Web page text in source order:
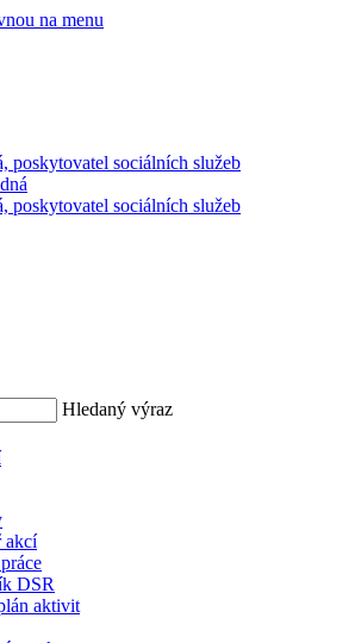
na menu
poskytovatel sociálních služeb
poskytovatel sociálních služeb
Hledaný výraz
akcí
DSR
aktivit